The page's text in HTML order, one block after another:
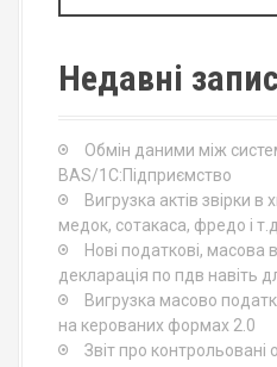
a
c
h
:
Недавні
Обмін даними між
BAS/1С:Підприємство
Вигрузка актів звірки
медок, сотакаса, фредо і т.д.
Нові податкові, масова
декларація по пдв навіть
Вигрузка масово
на керованих формах 2.0
Звіт про контрольовані